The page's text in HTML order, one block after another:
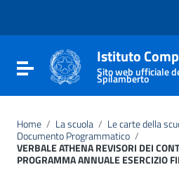
Vai al footer
Attiva / disattiva la navigazione
Istituto
Sito web ufficiale
Spilamberto
Home / La scuola / Le carte della
Documento Programmatico /
VERBALE ATHENA REVISORI DEI
PROGRAMMA ANNUALE ESERCIZIO